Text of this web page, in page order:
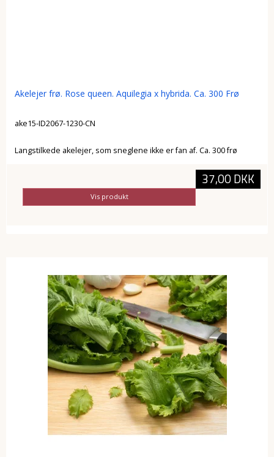
Akelejer frø. Rose queen. Aquilegia x hybrida. Ca. 300 Frø
ake15-ID2067-1230-CN
Langstilkede akelejer, som sneglene ikke er fan af. Ca. 300 frø
37,00 DKK
Vis produkt